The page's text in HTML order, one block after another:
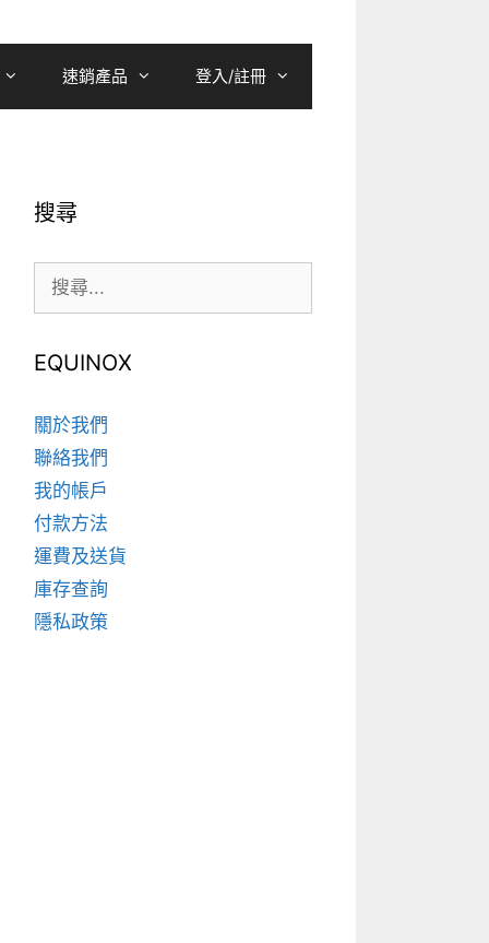
速銷產品 登入/註冊
搜尋
尋:
EQUINOX
關於我們
聯絡我們
我的帳戶
付款方法
運費及送貨
庫存查詢
隱私政策